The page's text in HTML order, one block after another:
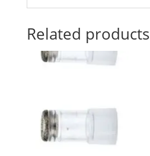
Related products